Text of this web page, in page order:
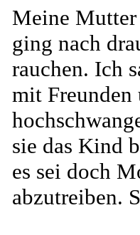
Meine
ging nach
rauchen. Ich
mit
sie das Kind
es sei doch
abzutreiben.